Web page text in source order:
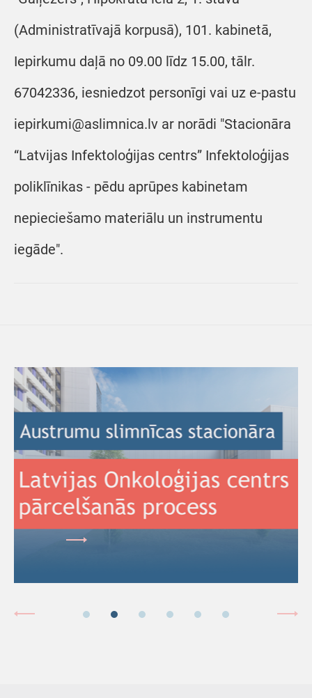
(Administratīvajā korpusā), 101. kabinetā,
Iepirkumu daļā no 09.00 līdz 15.00, tālr.
67042336, iesniedzot personīgi vai uz e-pastu
iepirkumi@aslimnica.lv ar norādi "Stacionāra
“Latvijas Infektoloģijas centrs” Infektoloģijas
poliklīnikas - pēdu aprūpes kabinetam
nepieciešamo materiālu un instrumentu
iegāde".